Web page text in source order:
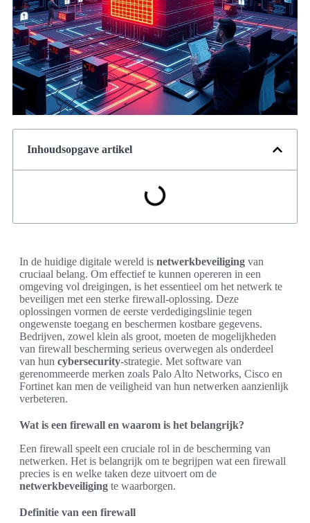
Inhoudsopgave artikel
In de huidige digitale wereld is netwerkbeveiliging van
cruciaal belang. Om effectief te kunnen opereren in een
omgeving vol dreigingen, is het essentieel om het netwerk te
beveiligen met een sterke firewall-oplossing. Deze
oplossingen vormen de eerste verdedigingslinie tegen
ongewenste toegang en beschermen kostbare gegevens.
Bedrijven, zowel klein als groot, moeten de mogelijkheden
van firewall bescherming serieus overwegen als onderdeel
van hun cybersecurity-strategie. Met software van
gerenommeerde merken zoals Palo Alto Networks, Cisco en
Fortinet kan men de veiligheid van hun netwerken aanzienlijk
verbeteren.
Wat is een firewall en waarom is het belangrijk?
Een firewall speelt een cruciale rol in de bescherming van
netwerken. Het is belangrijk om te begrijpen wat een firewall
precies is en welke taken deze uitvoert om de
netwerkbeveiliging te waarborgen.
Definitie van een firewall